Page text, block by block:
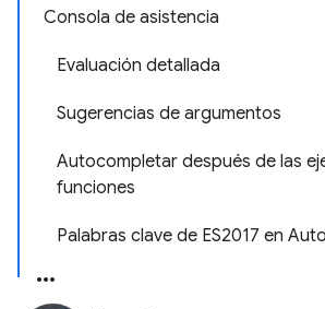
Consola de asistencia
Evaluación detallada
Sugerencias de argumentos
Autocompletar después de las
funciones
Palabras clave de ES2017 en